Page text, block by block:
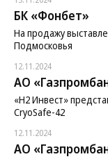
БК «Фонбет»
На продажу
Подмосковья
12.11.2024
АО
«H2 Инвест»
CryoSafe-42
12.11.2024
АО